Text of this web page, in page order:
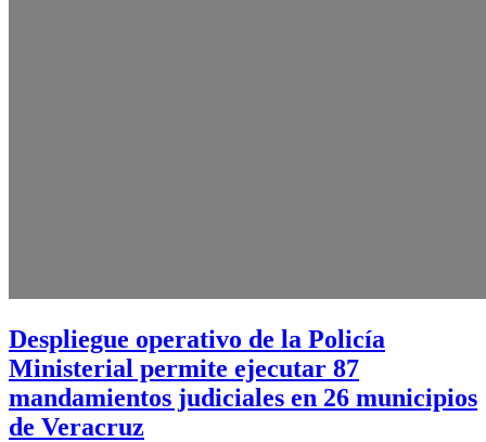
Despliegue operativo de la Policía
Ministerial permite ejecutar 87
mandamientos judiciales en 26 municipios
de Veracruz